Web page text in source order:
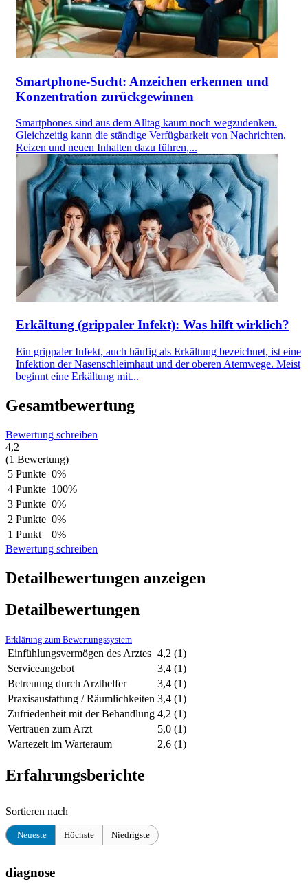
Smartphone-Sucht: Anzeichen erkennen und
Konzentration zurückgewinnen
Smartphones sind aus dem Alltag kaum noch wegzudenken.
Gleichzeitig kann die ständige Verfügbarkeit von Nachrichten,
Reizen und neuen Inhalten dazu führen,...
Erkältung (grippaler Infekt): Was hilft wirklich?
Ein grippaler Infekt, auch häufig als Erkältung bezeichnet, ist eine
Infektion der Nasenschleimhaut und der oberen Atemwege. Meist
beginnt eine Erkältung mit...
Gesamtbewertung
Bewertung schreiben
4,2
(1 Bewertung)
5 Punkte 0%
4 Punkte 100%
3 Punkte 0%
2 Punkte 0%
1 Punkt
0%
Bewertung schreiben
Detailbewertungen anzeigen
Detailbewertungen
Erklärung zum Bewertungssystem
Einfühlungsvermögen des Arztes 4,2 (1)
Serviceangebot
3,4 (1)
Betreuung durch Arzthelfer
3,4 (1)
Praxisaustattung / Räumlichkeiten 3,4 (1)
Zufriedenheit mit der Behandlung 4,2 (1)
Vertrauen zum Arzt
5,0 (1)
Wartezeit im Warteraum
2,6 (1)
Erfahrungsberichte
Sortieren nach
Neueste Höchste Niedrigste
diagnose